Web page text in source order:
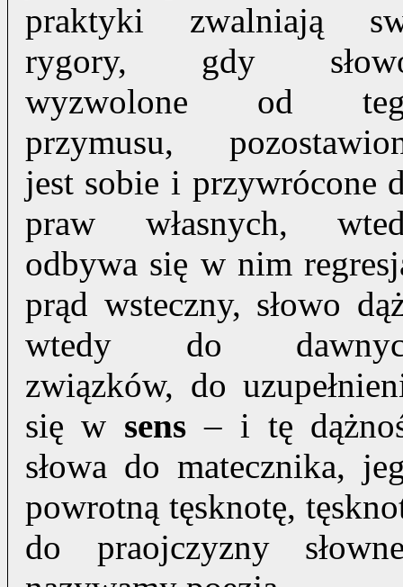
praktyki zwalniają
rygory, gdy
wyzwolone od
przymusu,
jest sobie i przywrócone
praw własnych,
odbywa się w nim
prąd wsteczny, słowo
wtedy do
związków, do
się w sens– i tę
słowa do matecznika,
powrotną tęsknotę,
do praojczyzny